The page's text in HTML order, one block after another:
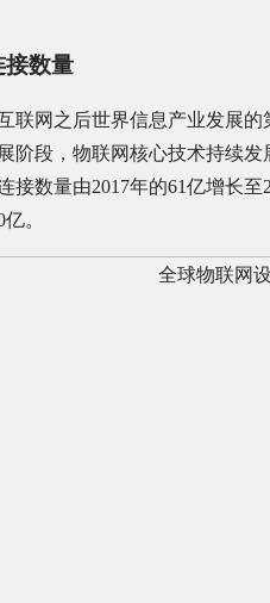
接数量
联网之后世界信息产业发展
阶段，物联网核心技术持续
接数量由2017年的61亿增长
。